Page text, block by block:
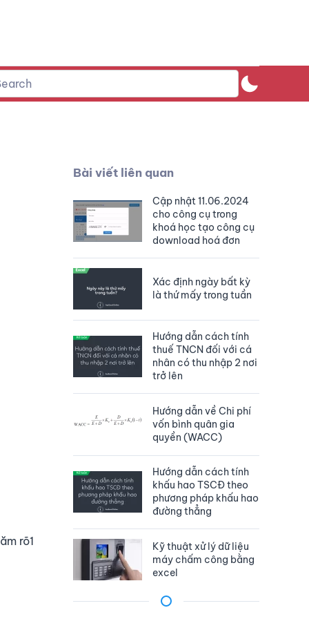
rõ1
Bài viết liên quan
Cập nhật 11.06.2024
cho công cụ trong
khoá học tạo công cụ
download hoá đơn
Xác định ngày bất kỳ
là thứ mấy trong tuần
Hướng dẫn cách tính
thuế TNCN đối với cá
nhân có thu nhập 2 nơi
trở lên
Hướng dẫn về Chi phí
vốn bình quân gia
quyền (WACC)
Hướng dẫn cách tính
khấu hao TSCĐ theo
phương pháp khấu hao
đường thẳng
Kỹ thuật xử lý dữ liệu
máy chấm công bằng
excel